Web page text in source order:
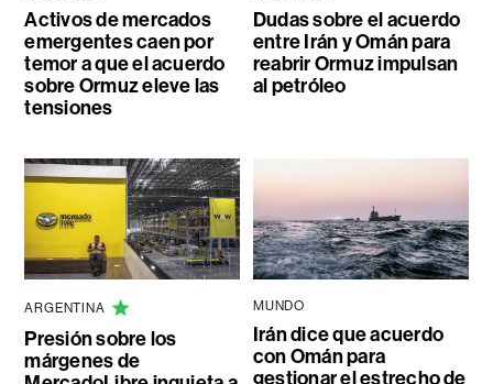
Activos de mercados
emergentes caen por
temor a que el acuerdo
sobre Ormuz eleve las
tensiones
Dudas sobre el acuerdo
entre Irán y Omán para
reabrir Ormuz impulsan
al petróleo
ARGENTINA
Presión sobre los
márgenes de
MUNDO
Irán dice que acuerdo
con Omán para
gestionar el estrecho de